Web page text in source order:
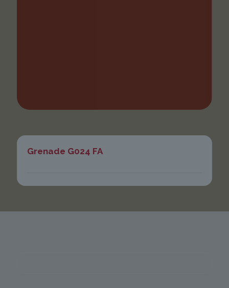
Grenade G024 FA